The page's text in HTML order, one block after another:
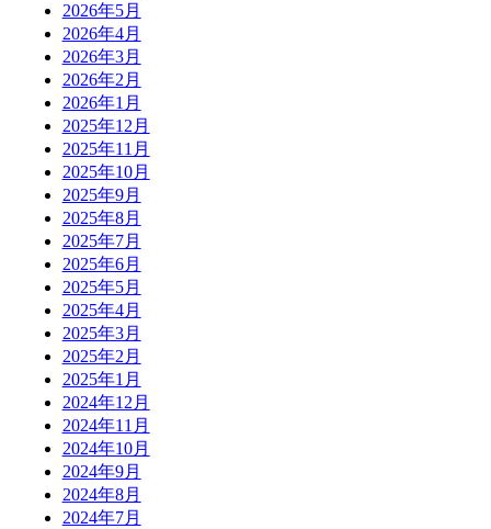
2026年5月
2026年4月
2026年3月
2026年2月
2026年1月
2025年12月
2025年11月
2025年10月
2025年9月
2025年8月
2025年7月
2025年6月
2025年5月
2025年4月
2025年3月
2025年2月
2025年1月
2024年12月
2024年11月
2024年10月
2024年9月
2024年8月
2024年7月